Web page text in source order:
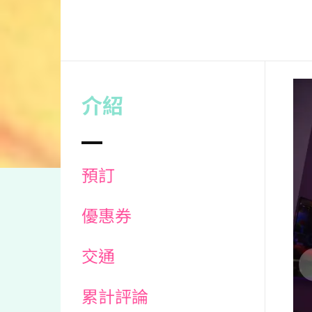
介紹
預訂
優惠券
交通
累計評論